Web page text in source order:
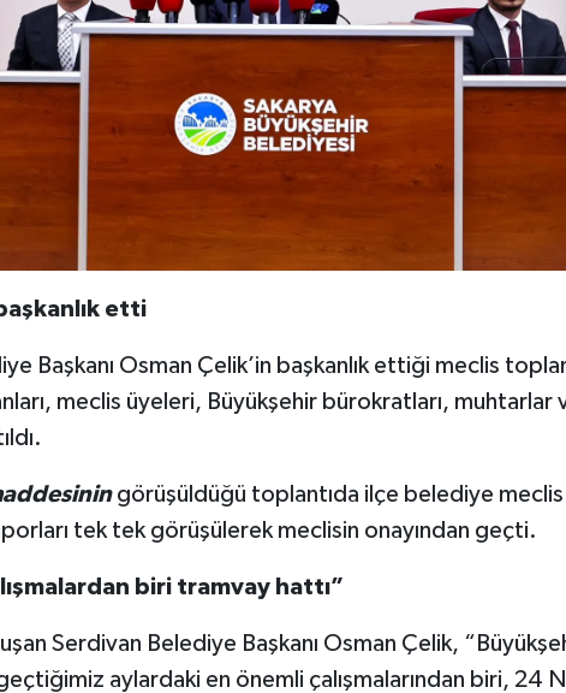
etti
Başkanı Osman Çelik’in başkanlık ettiği meclis
meclis üyeleri, Büyükşehir bürokratları, muhtarlar
görüşüldüğü toplantıda ilçe belediye meclis
tek tek görüşülerek meclisin onayından geçti.
biri tramvay hattı”
Serdivan Belediye Başkanı Osman Çelik,
aylardaki en önemli çalışmalarından biri, 24